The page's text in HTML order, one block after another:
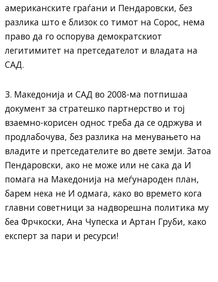
американските граѓани и Пендаровски, без
разлика што е близок со тимот на Сорос, нема
право да го оспорува демократскиот
легитимитет на претседателот и владата на
САД.
3. Македонија и САД во 2008-ма потпишаа
документ за стратешко партнерство и тој
взаемно-корисен однос треба да се одржува и
продлабочува, без разлика на менувањето на
владите и претседателите во двете земји. Затоа
Пендаровски, ако не може или не сака да И
помага на Македонија на меѓународен план,
барем нека не И одмага, како во времето кога
главни советници за надворешна политика му
беа Фрчкоски, Ана Чупеска и Артан Груби, како
експерт за пари и ресурси!